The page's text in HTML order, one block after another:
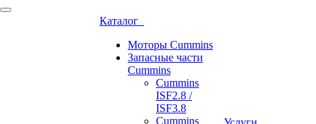
Каталог
Моторы Cummins
Запасные части
Cummins
Cummins
ISF2.8 /
ISF3.8
Cummins